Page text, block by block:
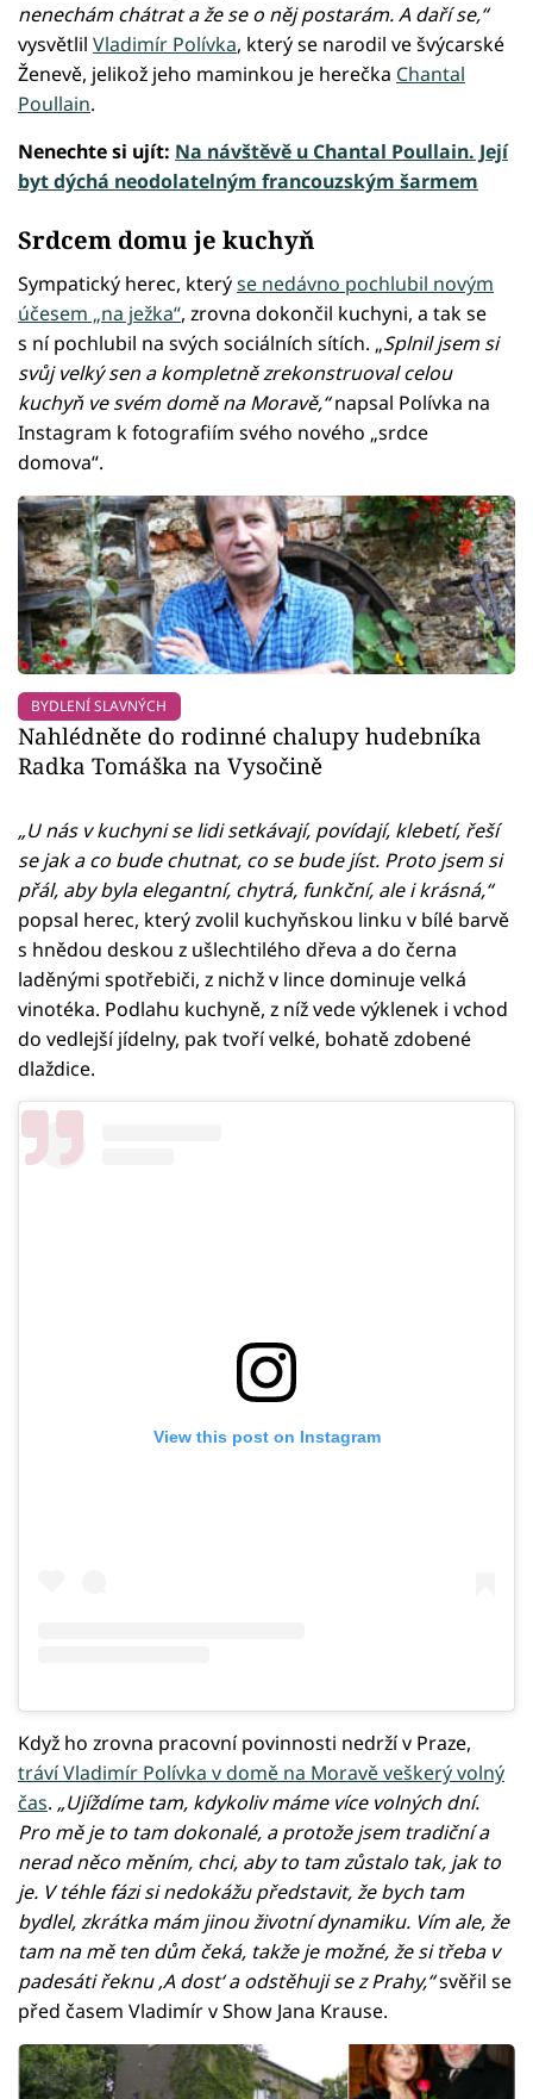
nenechám chátrat a že se o něj postarám. A daří se,“
vysvětlil Vladimír Polívka, který se narodil ve švýcarské
Ženevě, jelikož jeho maminkou je herečka Chantal
Poullain.
Nenechte si ujít: Na návštěvě u Chantal Poullain. Její
byt dýchá neodolatelným francouzským šarmem
Srdcem domu je kuchyň
Sympatický herec, kterýse nedávno pochlubil novým
účesem „na ježka“, zrovna dokončil kuchyni, a tak se
s ní pochlubil na svých sociálních sítích. „Splnil jsem si
svůj velký sen a kompletně zrekonstruoval celou
kuchyň ve svém domě na Moravě,“napsal Polívka na
Instagram k fotografiím svého nového „srdce
domova“.
BYDLENÍ SLAVNÝCH
Nahlédněte do rodinné chalupy hudebníka
Radka Tomáška na Vysočině
„U nás v kuchyni se lidi setkávají, povídají, klebetí, řeší
se jak a co bude chutnat, co se bude jíst. Proto jsem si
přál, aby byla elegantní, chytrá, funkční, ale i krásná,“
popsal herec, který zvolil kuchyňskou linku v bílé barvě
s hnědou deskou z ušlechtilého dřeva a do černa
laděnými spotřebiči, z nichž v lince dominuje velká
vinotéka. Podlahu kuchyně, z níž vede výklenek i vchod
do vedlejší jídelny, pak tvoří velké, bohatě zdobené
dlaždice.
View this post on Instagram
Když ho zrovna pracovní povinnosti nedrží v Praze,
tráví Vladimír Polívka v domě na Moravě veškerý volný
čas. „Ujíždíme tam, kdykoliv máme více volných dní.
Pro mě je to tam dokonalé, a protože jsem tradiční a
nerad něco měním, chci, aby to tam zůstalo tak, jak to
je. V téhle fázi si nedokážu představit, že bych tam
bydlel, zkrátka mám jinou životní dynamiku. Vím ale, že
tam na mě ten dům čeká, takže je možné, že si třeba v
padesáti řeknu ‚A dost‘ a odstěhuji se z Prahy,“svěřil se
před časem Vladimír v Show Jana Krause.